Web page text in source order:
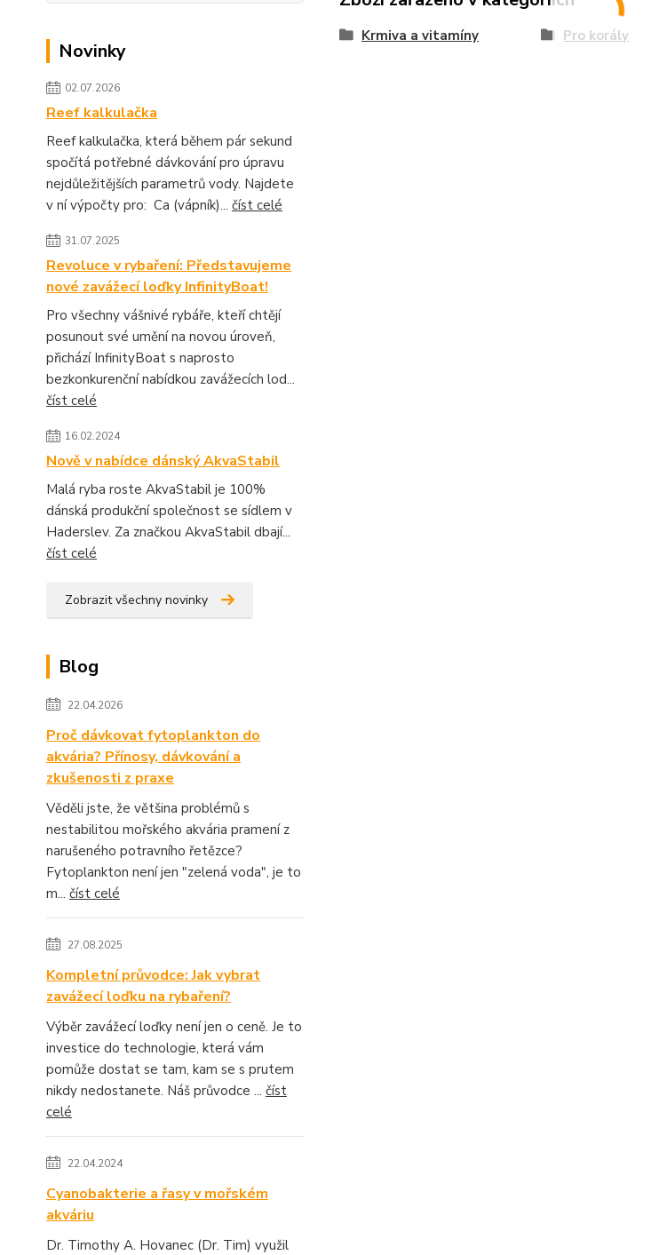
Novinky
02.07.2026
Reef kalkulačka
Reef kalkulačka, která během pár sekund
spočítá potřebné dávkování pro úpravu
nejdůležitějších parametrů vody. Najdete
v ní výpočty pro: Ca (vápník)... číst celé
31.07.2025
Revoluce v rybaření: Představujeme
nové zavážecí loďky InfinityBoat!
Pro všechny vášnivé rybáře, kteří chtějí
posunout své umění na novou úroveň,
přichází InfinityBoat s naprosto
bezkonkurenční nabídkou zavážecích lod...
číst celé
16.02.2024
Nově v nabídce dánský AkvaStabil
Malá ryba roste AkvaStabil je 100%
dánská produkční společnost se sídlem v
Haderslev. Za značkou AkvaStabil dbají...
číst celé
Zobrazit všechny novinky
Blog
22.04.2026
Proč dávkovat fytoplankton do
akvária? Přínosy, dávkování a
zkušenosti z praxe
Věděli jste, že většina problémů s
nestabilitou mořského akvária pramení z
narušeného potravního řetězce?
Fytoplankton není jen "zelená voda", je to
m... číst celé
27.08.2025
Kompletní průvodce: Jak vybrat
zavážecí loďku na rybaření?
Výběr zavážecí loďky není jen o ceně. Je to
investice do technologie, která vám
pomůže dostat se tam, kam se s prutem
nikdy nedostanete. Náš průvodce ... číst
celé
22.04.2024
Cyanobakterie a řasy v mořském
akváriu
Dr. Timothy A. Hovanec (Dr. Tim) využil
Krmiva a vitamíny Pro korály